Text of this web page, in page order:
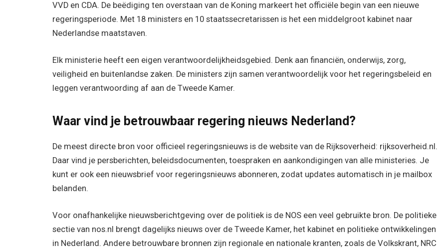
VVD en CDA. De beëdiging ten overstaan van de Koning markeert het officiële begin van een nieuwe
regeringsperiode. Met 18 ministers en 10 staatssecretarissen is het een middelgroot kabinet naar
Nederlandse maatstaven.
Elk ministerie heeft een eigen verantwoordelijkheidsgebied. Denk aan financiën, onderwijs, zorg,
veiligheid en buitenlandse zaken. De ministers zijn samen verantwoordelijk voor het regeringsbeleid en
leggen verantwoording af aan de Tweede Kamer.
Waar vind je betrouwbaar regering nieuws Nederland?
De meest directe bron voor officieel regeringsnieuws is de website van de Rijksoverheid: rijksoverheid.nl.
Daar vind je persberichten, beleidsdocumenten, toespraken en aankondigingen van alle ministeries. Je
kunt er ook een nieuwsbrief voor regeringsnieuws abonneren, zodat updates automatisch in je mailbox
belanden.
Voor onafhankelijke nieuwsberichtgeving over de politiek is de NOS een veel gebruikte bron. De politieke
sectie van nos.nl brengt dagelijks nieuws over de Tweede Kamer, het kabinet en politieke ontwikkelingen
in Nederland. Andere betrouwbare bronnen zijn regionale en nationale kranten, zoals de Volkskrant, NRC